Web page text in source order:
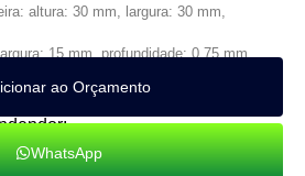
altura: 30 mm, largura: 30 mm,
15 mm, profundidade: 0,75 mm
ao Orçamento
WhatsApp